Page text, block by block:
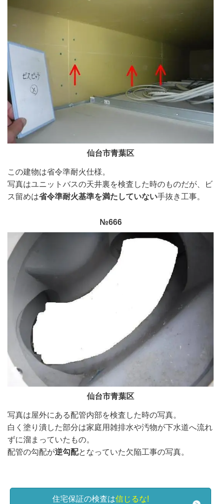
仙台市青葉区
この建物は省令準耐火仕様。
写真はユニットバスの天井裏を検査した時のものだが、ビ
ス留めは省令準耐火基準を満たしていない手抜き工事。
№666
仙台市青葉区
写真は屋外にある配管内部を検査した時の写真。
白く塗り潰した部分は家庭用雑排水や汚物が下水道へ流れ
ずに溜まっていたもの。
配管の勾配が逆勾配となっていた欠陥工事の写真。
住宅保証の検査は信じるな!